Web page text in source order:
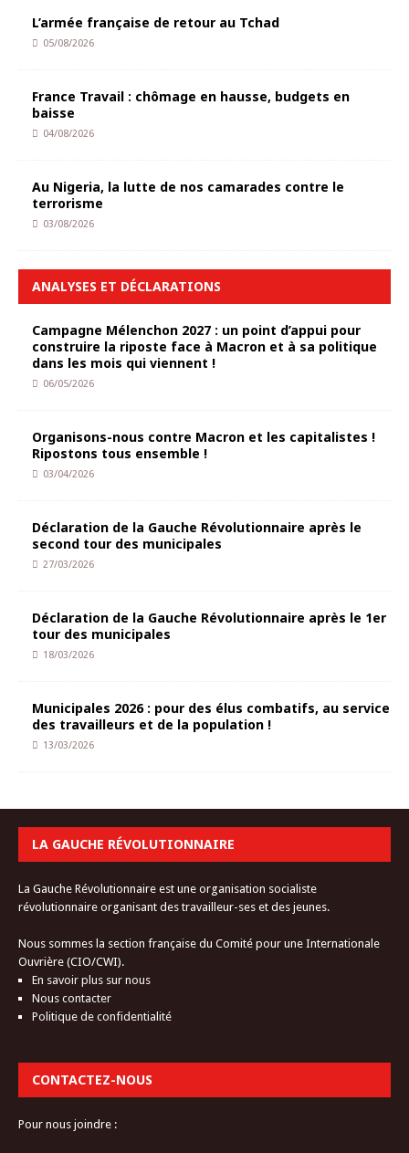
L’armée française de retour au Tchad
05/08/2026
France Travail : chômage en hausse, budgets en
baisse
04/08/2026
Au Nigeria, la lutte de nos camarades contre le
terrorisme
03/08/2026
ANALYSES ET DÉCLARATIONS
Campagne Mélenchon 2027 : un point d’appui pour
construire la riposte face à Macron et à sa politique
dans les mois qui viennent !
06/05/2026
Organisons-nous contre Macron et les capitalistes !
Ripostons tous ensemble !
03/04/2026
Déclaration de la Gauche Révolutionnaire après le
second tour des municipales
27/03/2026
Déclaration de la Gauche Révolutionnaire après le 1er
tour des municipales
18/03/2026
Municipales 2026 : pour des élus combatifs, au service
des travailleurs et de la population !
13/03/2026
LA GAUCHE RÉVOLUTIONNAIRE
La Gauche Révolutionnaire est une organisation socialiste
révolutionnaire organisant des travailleur-ses et des jeunes.
Nous sommes la section française du Comité pour une Internationale
Ouvrière (CIO/CWI).
En savoir plus sur nous
Nous contacter
Politique de confidentialité
CONTACTEZ-NOUS
Pour nous joindre :